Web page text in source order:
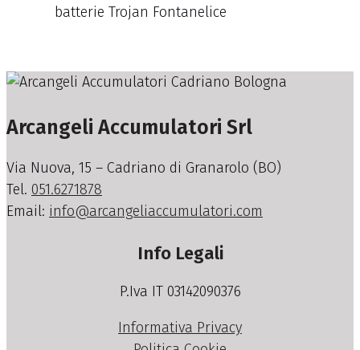
batterie Trojan Fontanelice
Arcangeli Accumulatori Srl
Via Nuova, 15 – Cadriano di Granarolo (BO)
Tel. 051.6271878
Email: info@arcangeliaccumulatori.com
Info Legali
P.Iva IT 03142090376
Informativa Privacy